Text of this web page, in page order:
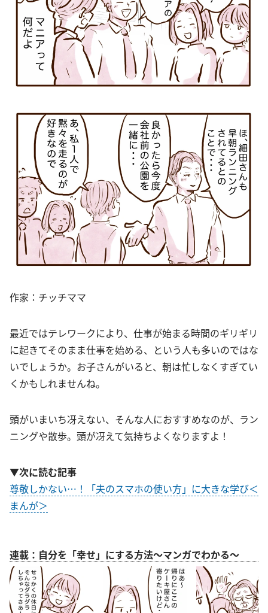
作家：チッチママ
最近ではテレワークにより、仕事が始まる時間のギリギリ
に起きてそのまま仕事を始める、という人も多いのではな
いでしょうか。お子さんがいると、朝は忙しなくすぎてい
くかもしれませんね。
頭がいまいち冴えない、そんな人におすすめなのが、ラン
ニングや散歩。頭が冴えて気持ちよくなりますよ！
▼次に読む記事
尊敬しかない…！「夫のスマホの使い方」に大きな学び＜
まんが＞
連載：自分を「幸せ」にする方法～マンガでわかる～